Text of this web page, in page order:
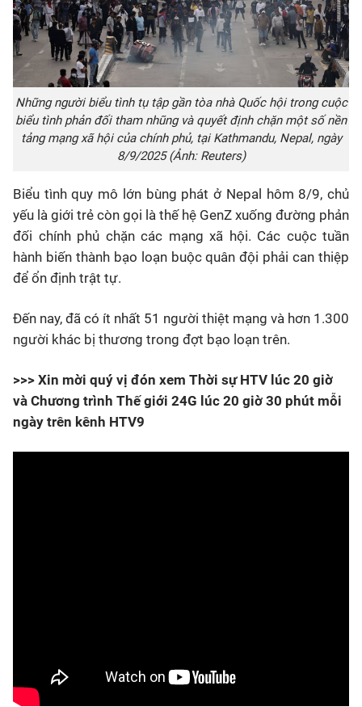
Những người biểu tình tụ tập gần tòa nhà Quốc hội trong cuộc
biểu tình phản đối tham nhũng và quyết định chặn một số nền
tảng mạng xã hội của chính phủ, tại Kathmandu, Nepal, ngày
8/9/2025 (Ảnh: Reuters)
Biểu tình quy mô lớn bùng phát ở Nepal hôm 8/9, chủ
yếu là giới trẻ còn gọi là thế hệ GenZ xuống đường phản
đối chính phủ chặn các mạng xã hội. Các cuộc tuần
hành biến thành bạo loạn buộc quân đội phải can thiệp
để ổn định trật tự.
Đến nay, đã có ít nhất 51 người thiệt mạng và hơn 1.300
người khác bị thương trong đợt bạo loạn trên.
>>> Xin mời quý vị đón xem Thời sự HTV lúc 20 giờ
và Chương trình Thế giới 24G lúc 20 giờ 30 phút mỗi
ngày trên kênh HTV9